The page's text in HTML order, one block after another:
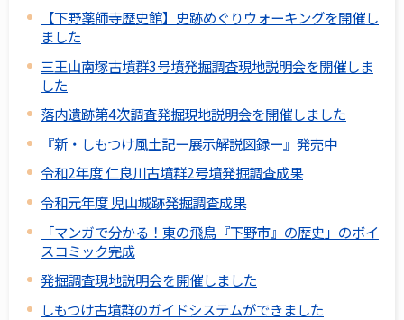
【下野薬師寺歴史館】史跡めぐりウォーキングを開催し
ました
三王山南塚古墳群3号墳発掘調査現地説明会を開催しま
した
落内遺跡第4次調査発掘現地説明会を開催しました
『新・しもつけ風土記ー展示解説図録ー』発売中
令和2年度 仁良川古墳群2号墳発掘調査成果
令和元年度 児山城跡発掘調査成果
「マンガで分かる！東の飛鳥『下野市』の歴史」のボイ
スコミック完成
発掘調査現地説明会を開催しました
しもつけ古墳群のガイドシステムができました